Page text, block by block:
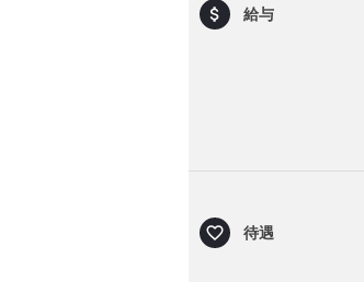
給与
待遇